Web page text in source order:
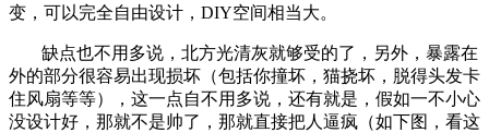
变，可以完全自由设计，DIY空间相当大。
缺点也不用多说，北方光清灰就够受的了，另外，暴露在
外的部分很容易出现损坏（包括你撞坏，猫挠坏，脱得头发卡
住风扇等等），这一点自不用多说，还有就是，假如一不小心
没设计好，那就不是帅了，那就直接把人逼疯（如下图，看这